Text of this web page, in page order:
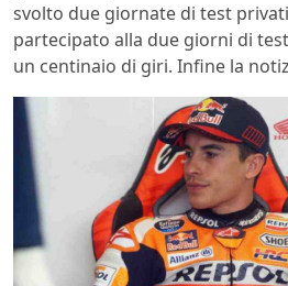
svolto due giornate di test
partecipato alla due giorni di
un centinaio di giri. Infine la